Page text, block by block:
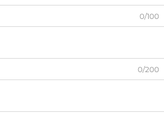
0/100
0/200